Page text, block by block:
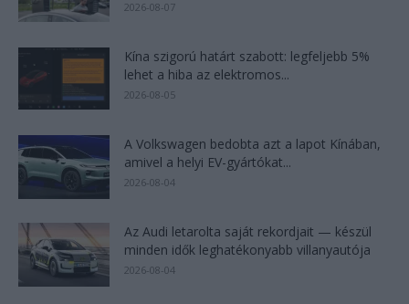
2026-08-07
Kína szigorú határt szabott: legfeljebb 5%
lehet a hiba az elektromos...
2026-08-05
A Volkswagen bedobta azt a lapot Kínában,
amivel a helyi EV-gyártókat...
2026-08-04
Az Audi letarolta saját rekordjait — készül
minden idők leghatékonyabb villanyautója
2026-08-04